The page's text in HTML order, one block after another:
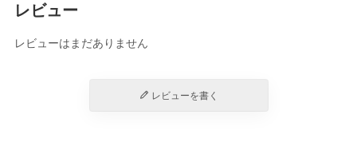
レビュー
レビューはまだありません
レビューを書く